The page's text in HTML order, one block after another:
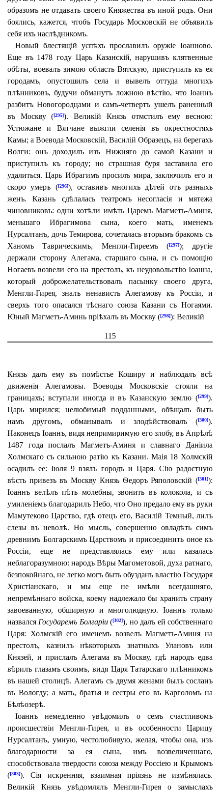
образомъ не отдавать своего Княжества въ иной родъ. Они
боялись, кажется, чтобъ Государь Московскій не объявилъ
себя ихъ наслѣдникомъ.
Новый блестящій успѣхъ прославилъ оружіе Іоанново.
Еще въ 1478 году Царь Казанскій, нарушивъ клятвенные
обѣты, воевалъ зимою область Вятскую, приступалъ къ ея
городамъ, опустошилъ села и вывелъ оттуда многихъ
плѣнниковъ, будучи обманутъ ложною вѣстію, что Іоаннъ
разбитъ Новогородцами и самъ-четвертъ ушелъ раненный
въ Москву ([295]). Великій Князь отмстилъ ему весною:
Устюжане и Вятчане выжгли селенія въ окрестностяхъ
Камы; а Воевода Московскій, Василій Образецъ, на берегахъ
Волги: онъ доходилъ изъ Нижняго до самой Казани и
приступилъ къ городу; но страшная буря заставила его
удалиться. Царь Ибрагимъ просилъ мира, заключилъ его и
скоро умеръ ([296]), оставивъ многихъ дѣтей отъ разныхъ
женъ. Казань сдѣлалась театромъ несогласія и мятежа
чиновниковъ: одни хотѣли имѣть Царемъ Магметъ-Аминя,
меньшаго Ибрагимова сына, коего мать, именемъ
Нурсалтанъ, дочь Темирова, сочеталась вторымъ бракомъ съ
Ханомъ Таврическимъ, Менгли-Гиреемъ ([297]); другіе
держали сторону Алегама, старшаго сына, и съ помощію
Ногаевъ возвели его на престолъ, къ неудовольстію Іоанна,
который доброжелательствовалъ пасынку своего друга,
Менгли-Гирея, зналъ ненависть Алегамову къ Россіи, и
сверхъ того опасался тѣснаго союза Казани съ Ногаями.
Юный Магметъ-Аминь пріѣхалъ въ Москву ([298]): Великій
115
Князь далъ ему въ помѣстье Коширу и наблюдалъ всѣ
движенія Алегамовы. Воеводы Московскіе стояли на
границахъ; вступали иногда и въ Казанскую землю ([299]).
Царь мирился; нелюбимый подданными, обѣщалъ быть
намъ другомъ, обманывалъ и злодѣйствовалъ ([300]).
Наконецъ Іоаннъ, видя непримиримую его злобу, въ Апрѣлѣ
1487 года послалъ Магметъ-Аминя и славнаго Даніила
Холмскаго съ сильною ратію къ Казани. Маія 18 Холмскій
осадилъ ее: Іюля 9 взялъ городъ и Царя. Сію радостную
вѣсть привезъ въ Москву Князь Ѳедоръ Ряполовскій ([301]):
Іоаннъ велѣлъ пѣть молебны, звонить въ колокола, и съ
умиленіемъ благодарилъ Небо, что Оно предало ему въ руки
Мамутеково Царство, гдѣ отецъ его, Василій Темный, лилъ
слезы въ неволѣ. Но мысль, совершенно овладѣть симъ
древнимъ Болгарскимъ Царствомъ и присоединить оное къ
Россіи, еще не представлялась ему или казалась
неблагоразумною: народъ Вѣры Магометовой, духа ратнаго,
безпокойнаго, не легко могъ быть обузданъ властію Государя
Христіанскаго, и мы еще не имѣли всегдашняго,
непремѣннаго войска, коему надлежало бы хранить страну
завоеванную, обширную и многолюдную. Іоаннъ только
назвался Государемъ Болгаріи([302]), но далъ ей собственнаго
Царя: Холмскій его именемъ возвелъ Магметъ-Аминя на
престолъ, казнилъ нѣкоторыхъ знатныхъ Улановъ или
Князей, и прислалъ Алегама въ Москву, гдѣ народъ едва
вѣрилъ глазамъ своимъ, видя Царя Татарскаго плѣнникомъ
въ нашей столицѣ. Алегамъ съ двумя женами былъ сосланъ
въ Вологду; а мать, братья и сестры его въ Карголомъ на
Бѣлѣозерѣ.
Іоаннъ немедленно увѣдомилъ о семъ счастливомъ
происшествіи Менгли-Гирея, и въ особенности Царицу
Нурсалтанъ, умную, честолюбивую, желая, чтобы она, изъ
благодарности за ея сына, имъ возвеличеннаго,
способствовала твердости союза между Россіею и Крымомъ
([303]). Сія искренняя, взаимная пріязнь не измѣнялась.
Великій Князь увѣдомлялъ Менгли-Гирея о замыслахъ